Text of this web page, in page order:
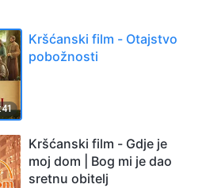
Kršćanski film - Otajstvo
pobožnosti
Kršćanski film - Gdje je
moj dom | Bog mi je dao
sretnu obitelj